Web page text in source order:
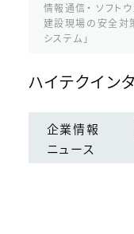
技術・製品・
情報通信・ ソフトウ
建設現場の安全対
システム」
ハイテクイン
企業情報
ニュース